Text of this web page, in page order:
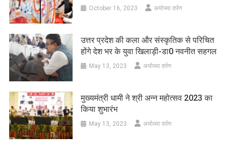
October 16, 2023 अयोध्या दर्पण
उत्तर प्रदेश की कला और संस्कृतिक से परिचित
होंगे देश भर के युवा खिलाड़ी-डा0 नवनीत सहगल
May 13, 2023 अयोध्या दर्पण
मुख्यमंत्री धामी ने श्री अन्न महोत्सव 2023 का
किया शुभारंभ
May 13, 2023 अयोध्या दर्पण